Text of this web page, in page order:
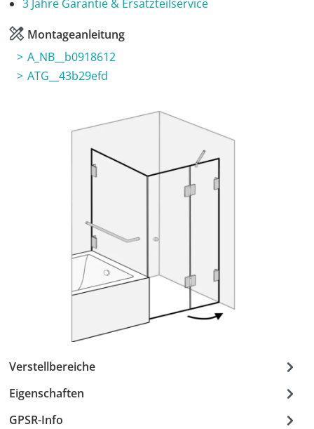
3 Jahre Garantie & Ersatzteilservice
Montageanleitung
A_NB__b0918612
ATG__43b29efd
Verstellbereiche
Eigenschaften
GPSR-Info